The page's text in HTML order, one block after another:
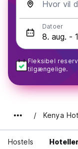
Hvor vil
Datoer
Fleksibel
tilgængelige.
Kenya
Hostels Hoteller